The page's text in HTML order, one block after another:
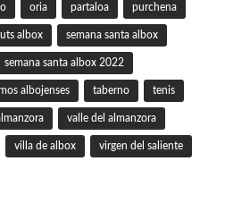
oria partaloa purchena
albox semana santa albox
semana santa albox 2022
albojenses taberno tenis
valle del almanzora
villa de albox virgen del saliente